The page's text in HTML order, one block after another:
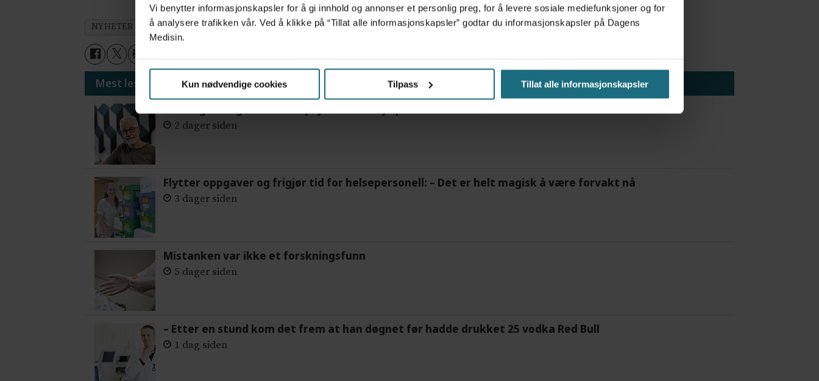
Vi benytter informasjonskapsler for å gi innhold og annonser et personlig preg, for å levere sosiale mediefunksjoner og for
å analysere trafikken vår. Ved å klikke på “Tillat alle informasjonskapsler” godtar du informasjonskapsler på Dagens
Medisin.
Kun nødvendige cookies Tilpass Tillat alle informasjonskapsler
NYHETER LEGELIV
Mest lest siste syv dager:
2 dager siden
Flytter oppgaver og frigjør tid for helsepersonell: – Det er helt magisk å være forvakt nå
3 dager siden
Mistanken var ikke et forskningsfunn
5 dager siden
– Etter en stund kom det frem at han døgnet før hadde drukket 25 vodka Red Bull
1 dag siden